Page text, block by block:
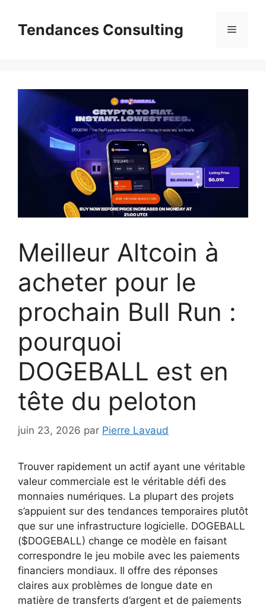
contenuTendances Consulting Menu
Meilleur Altcoin à
acheter pour le
prochain Bull Run :
pourquoi
DOGEBALL est en
tête du peloton
juin 23, 2026 par Pierre Lavaud
Trouver rapidement un actif ayant une véritable
valeur commerciale est le véritable défi des
monnaies numériques. La plupart des projets
s’appuient sur des tendances temporaires plutôt
que sur une infrastructure logicielle. DOGEBALL
($DOGEBALL) change ce modèle en faisant
correspondre le jeu mobile avec les paiements
financiers mondiaux. Il offre des réponses
claires aux problèmes de longue date en
matière de transferts d’argent et de paiements